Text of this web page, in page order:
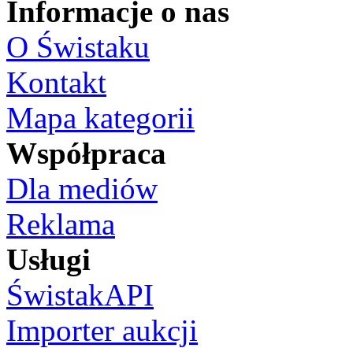
Informacje o nas
O Świstaku
Kontakt
Mapa kategorii
Współpraca
Dla mediów
Reklama
Usługi
ŚwistakAPI
Importer aukcji